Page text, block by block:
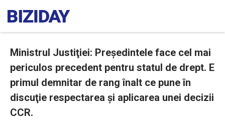
Ministrul Justiţiei: Președintele face cel mai
periculos precedent pentru statul de drept. E
primul demnitar de rang înalt ce pune în
discuţie respectarea şi aplicarea unei decizii
CCR.